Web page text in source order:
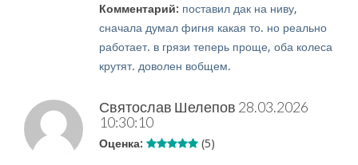
Комментарий: поставил дак на ниву,
сначала думал фигня какая то. но реально
работает. в грязи теперь проще, оба колеса
крутят. доволен вобщем.
Святослав Шелепов 28.03.2026
10:30:10
Оценка: (5)